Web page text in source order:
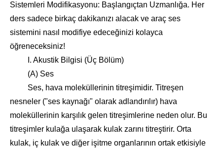
Sistemleri Modifikasyonu: Başlangıçtan Uzmanlığa. Her
ders sadece birkaç dakikanızı alacak ve araç ses
sistemini nasıl modifiye edeceğinizi kolayca
öğreneceksiniz!
I. Akustik Bilgisi (Üç Bölüm)
(A) Ses
Ses, hava moleküllerinin titreşimidir. Titreşen
nesneler ("ses kaynağı" olarak adlandırılır) hava
moleküllerinin karşılık gelen titreşimlerine neden olur. Bu
titreşimler kulağa ulaşarak kulak zarını titreştirir. Orta
kulak, iç kulak ve diğer işitme organlarının ortak etkisiyle